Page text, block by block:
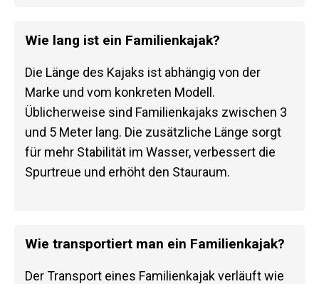
Wie lang ist ein Familienkajak?
Die Länge des Kajaks ist abhängig von der
Marke und vom konkreten Modell.
Üblicherweise sind Familienkajaks zwischen 3
und 5 Meter lang. Die zusätzliche Länge sorgt
für mehr Stabilität im Wasser, verbessert die
Spurtreue und erhöht den Stauraum.
Wie transportiert man ein Familienkajak?
Der Transport eines Familienkajak verläuft wie